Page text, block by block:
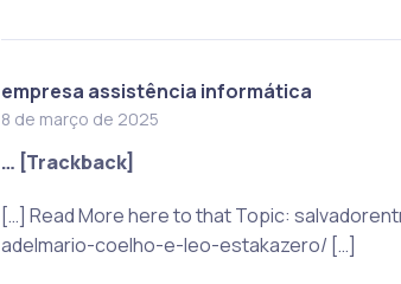
empresa assistência informática
8 de março de 2025
… [Trackback]
[…] Read More here to that Topic:
adelmario-coelho-e-leo-estakazero/ […]